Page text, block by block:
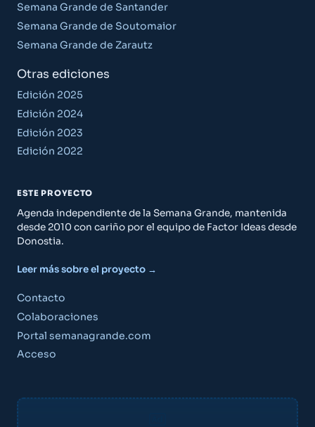
Semana Grande de Santander
Semana Grande de Soutomaior
Semana Grande de Zarautz
Otras ediciones
Edición 2025
Edición 2024
Edición 2023
Edición 2022
ESTE PROYECTO
Agenda independiente de la Semana Grande, mantenida
desde 2010 con cariño por el equipo de Factor Ideas desde
Donostia.
Leer más sobre el proyecto →
Contacto
Colaboraciones
Portal semanagrande.com
Acceso